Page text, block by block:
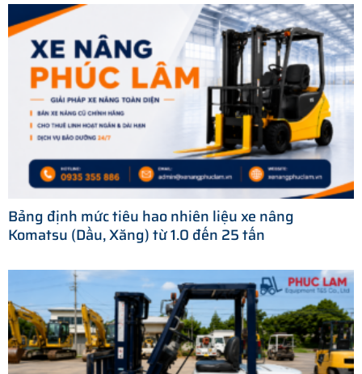
Bảng định mức tiêu hao nhiên liệu xe nâng
Komatsu (Dầu, Xăng) từ 1.0 đến 25 tấn